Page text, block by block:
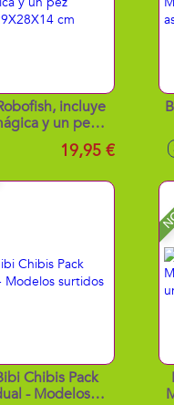
incluye
y un pez
29X28X14 cm
19,95 €
Chibis Pack
- Modelos